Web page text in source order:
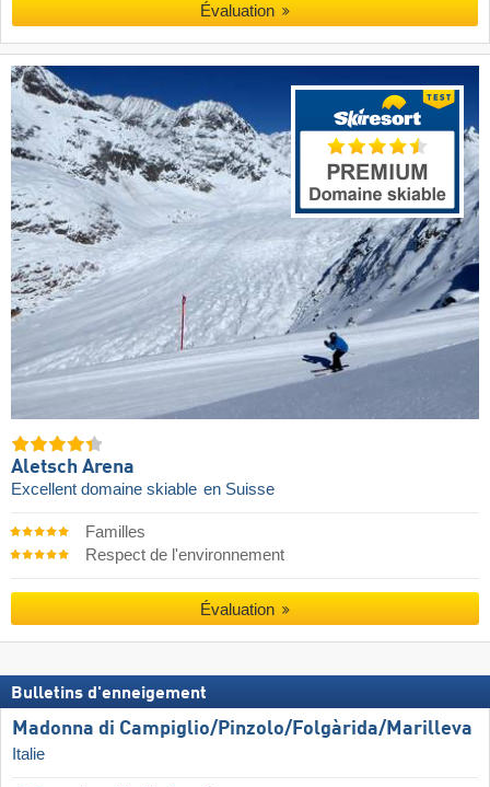
Évaluation
Aletsch Arena
Excellent domaine skiable en Suisse
Familles
Respect de l'environnement
Évaluation
Bulletins d'enneigement
Madonna di Campiglio/​Pinzolo/​Folgàrida/​Marilleva
Italie